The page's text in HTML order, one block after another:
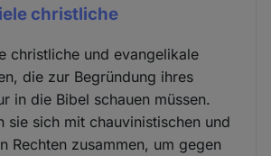
christliche
christliche und evangelikale
die zur Begründung ihres
in die Bibel schauen müssen.
sie sich mit chauvinistischen und
Rechten zusammen, um gegen